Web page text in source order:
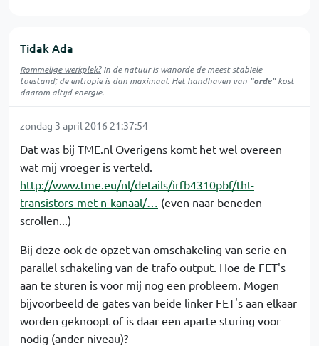
Tidak Ada
Rommelige werkplek?In de natuur iswanordede meest stabiele
toestand; de entropie is dan maximaal. Het handhaven van "orde"kost
daarom altijd energie.
zondag 3 april 2016 21:37:54
Dat was bij TME.nl Overigens komt het wel overeen
wat mij vroeger is verteld.
http://www.tme.eu/nl/details/irfb4310pbf/tht-
transistors-met-n-kanaal/… (even naar beneden
scrollen...)
Bij deze ook de opzet van omschakeling van serie en
parallel schakeling van de trafo output. Hoe de FET's
aan te sturen is voor mij nog een probleem. Mogen
bijvoorbeeld de gates van beide linker FET's aan elkaar
worden geknoopt of is daar een aparte sturing voor
nodig (ander niveau)?